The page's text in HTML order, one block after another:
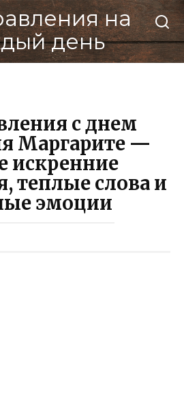
на
день
с днем
Маргарите —
искренние
теплые слова и
эмоции